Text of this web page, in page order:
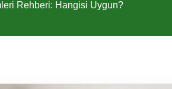
Rehberi: Hangisi Uygun?